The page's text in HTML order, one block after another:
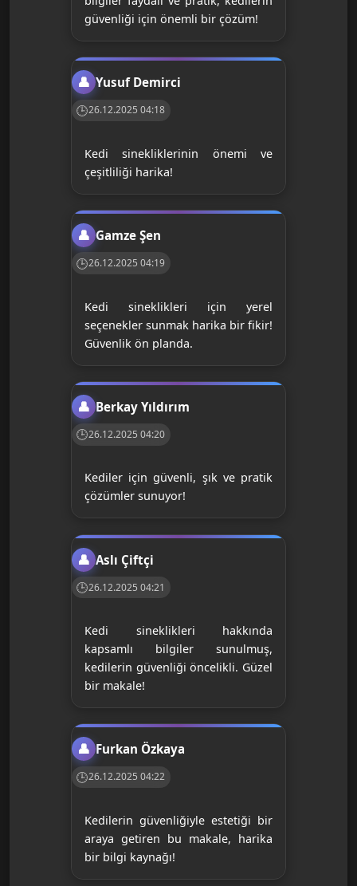
güvenliği için önemli bir çözüm!
Yusuf Demirci
26.12.2025 04:18
Kedi sinekliklerinin önemi ve
çeşitliliği harika!
Gamze Şen
26.12.2025 04:19
Kedi sineklikleri için yerel
seçenekler sunmak harika bir fikir!
Güvenlik ön planda.
Berkay Yıldırım
26.12.2025 04:20
Kediler için güvenli, şık ve pratik
çözümler sunuyor!
Aslı Çiftçi
26.12.2025 04:21
Kedi sineklikleri hakkında
kapsamlı bilgiler sunulmuş,
kedilerin güvenliği öncelikli. Güzel
bir makale!
Furkan Özkaya
26.12.2025 04:22
Kedilerin güvenliğiyle estetiği bir
araya getiren bu makale, harika
bir bilgi kaynağı!